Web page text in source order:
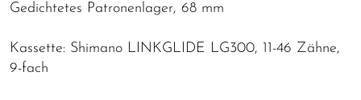
Gedichtetes Patronenlager, 68 mm
Kassette: Shimano LINKGLIDE LG300, 11-46 Zähne,
9-fach